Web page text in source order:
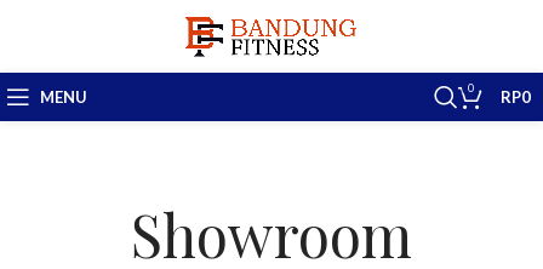
MENU 0 RP0
Showroom